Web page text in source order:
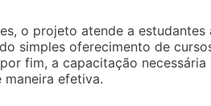
o projeto atende a estudantes
simples oferecimento de
fim, a capacitação necessária
efetiva.